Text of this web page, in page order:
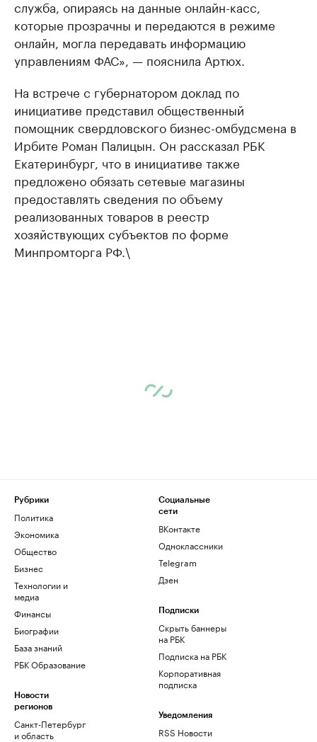
служба, опираясь на данные онлайн-касс,
которые прозрачны и передаются в режиме
онлайн, могла передавать информацию
управлениям ФАС», — пояснила Артюх.
На встрече с губернатором доклад по
инициативе представил общественный
помощник свердловского бизнес-омбудсмена в
Ирбите Роман Палицын. Он рассказал РБК
Екатеринбург, что в инициативе также
предложено обязать сетевые магазины
предоставлять сведения по объему
реализованных товаров в реестр
хозяйствующих субъектов по форме
Минпромторга РФ.\
Рубрики
Политика
Экономика
Общество
Бизнес
Технологии и
медиа
Финансы
Биографии
База знаний
РБК Образование
Новости
регионов
Санкт-Петербург
и область
Социальные
сети
ВКонтакте
Одноклассники
Telegram
Дзен
Подписки
Скрыть баннеры
на РБК
Подписка на РБК
Корпоративная
подписка
Уведомления
RSS Новости